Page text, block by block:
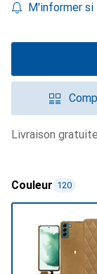
M'informer
livraison gratuite
Couleur 120